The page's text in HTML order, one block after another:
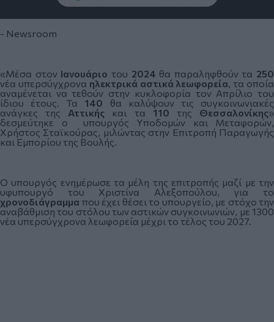
- Newsroom
«Μέσα στον Ιανουάριο του 2024 θα παραληφθούν τα 250
νέα υπερσύγχρονα ηλεκτρικά αστικά λεωφορεία, τα οποία
αναμένεται να τεθούν στην κυκλοφορία τον Απρίλιο του
ίδιου έτους. Τα 140 θα καλύψουν τις συγκοινωνιακές
ανάγκες της Αττικής και τα 110 της Θεσσαλονίκης»
δεσμεύτηκε ο
υπουργός Υποδομών και Μεταφορών,
Χρήστος Σταϊκούρας, μιλώντας στην Επιτροπή Παραγωγής
και Εμπορίου της Βουλής.
Ο υπουργός ενημέρωσε τα μέλη της επιτροπής μαζί με την
υφυπουργό του Χριστίνα Αλεξοπούλου, για το
χρονοδιάγραμμα που έχει θέσει το υπουργείο, με στόχο την
αναβάθμιση του στόλου των αστικών συγκοινωνιών, με 1300
νέα υπερσύγχρονα λεωφορεία μέχρι το τέλος του 2027.